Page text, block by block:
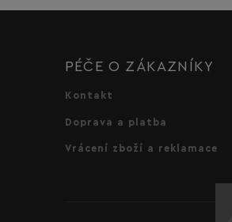
PÉČE O ZÁKAZNÍKY
Kontakt
Doprava a platba
Vrácení zboží a reklamace